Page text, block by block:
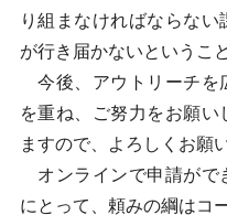
り組まなければならな
が行き届かないというこ
今後、アウトリーチを
を重ね、ご努力をお願い
ますので、よろしくお願
オンラインで申請がで
にとって、頼みの綱はコ